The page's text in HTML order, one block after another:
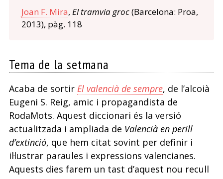
Joan F. Mira, El tramvia groc(Barcelona: Proa,
2013), pàg. 118
Tema de la setmana
Acaba de sortir El valencià de sempre, de l’alcoià
Eugeni S. Reig, amic i propagandista de
RodaMots. Aquest diccionari és la versió
actualitzada i ampliada de Valencià en perill
d’extinció, que hem citat sovint per definir i
il·lustrar paraules i expressions valencianes.
Aquests dies farem un tast d’aquest nou recull